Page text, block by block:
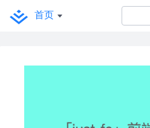
首页